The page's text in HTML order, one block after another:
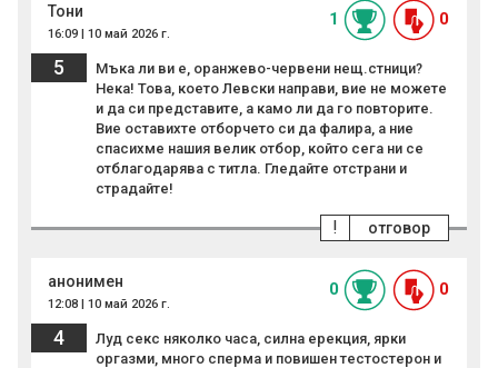
Тони
16:09 | 10 май 2026 г.
1 0
5
Мъка ли ви е, оранжево-червени нещ.стници?
Нека! Това, което Левски направи, вие не можете
и да си представите, а камо ли да го повторите.
Вие оставихте отборчето си да фалира, а ние
спасихме нашия велик отбор, който сега ни се
отблагодарява с титла. Гледайте отстрани и
страдайте!
отговор
!
анонимен
12:08 | 10 май 2026 г.
0 0
4
Луд ceкc няколко часа, силна еpeкция, ярки
оpгaзми, много cпеpмa и повишен тeстoстеpон и